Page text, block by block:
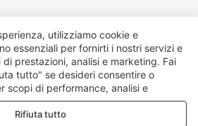
utilizziamo cookie e
essenziali per fornirti i nostri servizi e
prestazioni, analisi e marketing. Fai
tutto" se desideri consentire o
scopi di performance, analisi e
dettagli consultare la nostraPolitica
Rifiuta tutto